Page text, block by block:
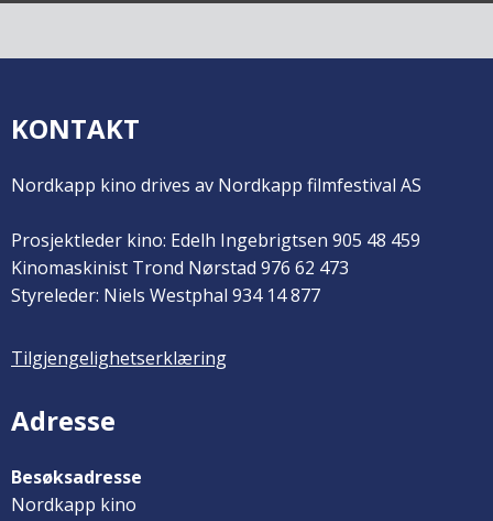
KONTAKT
Nordkapp kino drives av Nordkapp filmfestival AS
Prosjektleder kino: Edelh Ingebrigtsen 905 48 459
Kinomaskinist Trond Nørstad 976 62 473
Styreleder: Niels Westphal 934 14 877
Tilgjengelighetserklæring
Adresse
Besøksadresse
Nordkapp kino